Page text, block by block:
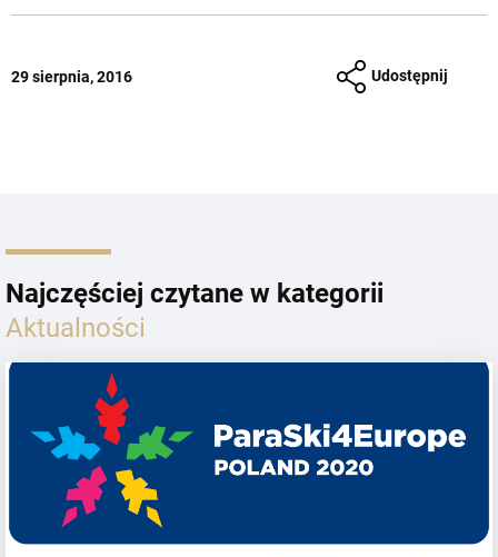
29 sierpnia, 2016 Udostępnij
Najczęściej czytane w kategorii
Aktualności